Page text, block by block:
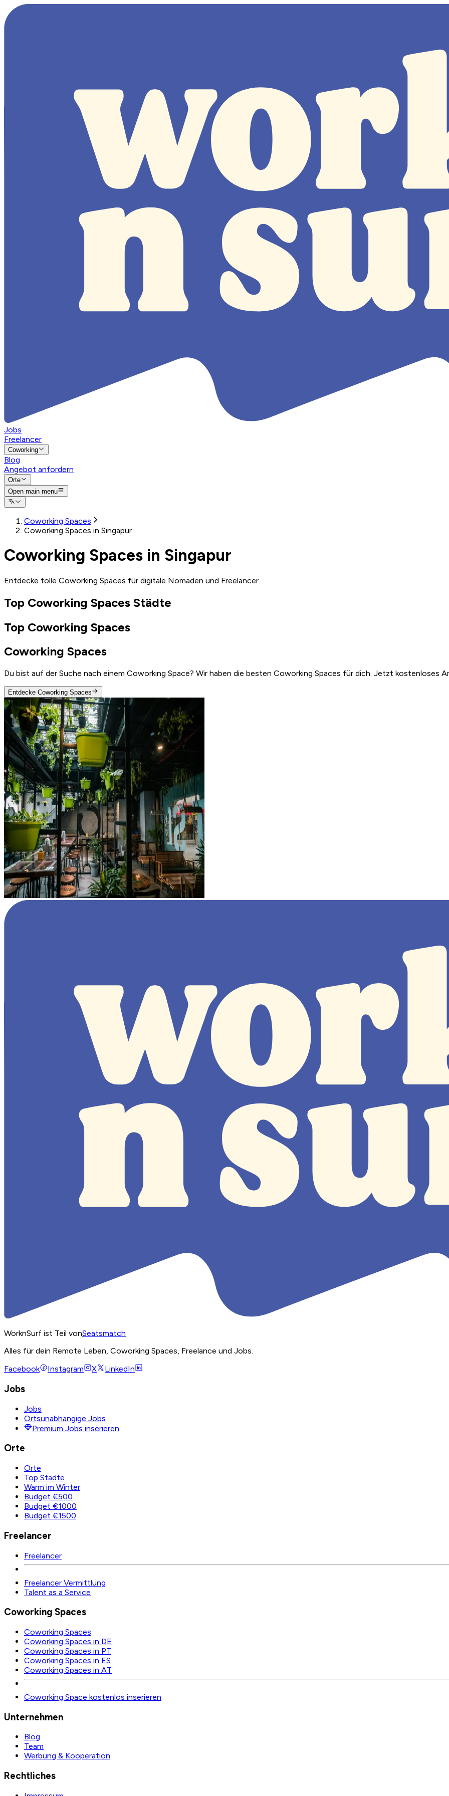
Jobs
Freelancer
Coworking
Blog
Angebot anfordern
Orte
Open main menu
Coworking Spaces
Coworking Spaces in Singapur
Coworking Spaces in Singapur
Entdecke tolle Coworking Spaces für digitale Nomaden und Freelancer
Top Coworking Spaces Städte
Top Coworking Spaces
Coworking Spaces
Du bist auf der Suche nach einem Coworking Space? Wir haben die besten Coworking Spaces für dich. Jetzt kostenloses
Entdecke Coworking Spaces
WorknSurf ist Teil vonSeatsmatch
Alles für dein Remote Leben, Coworking Spaces, Freelance und Jobs.
Facebook
Instagram X LinkedIn
Jobs
Jobs
Ortsunabhängige Jobs
Premium Jobs inserieren
Orte
Orte
Top Städte
Warm im Winter
Budget €500
Budget €1000
Budget €1500
Freelancer
Freelancer
Freelancer Vermittlung
Talent as a Service
Coworking Spaces
Coworking Spaces
Coworking Spaces in DE
Coworking Spaces in PT
Coworking Spaces in ES
Coworking Spaces in AT
Coworking Space kostenlos inserieren
Unternehmen
Blog
Team
Werbung & Kooperation
Rechtliches